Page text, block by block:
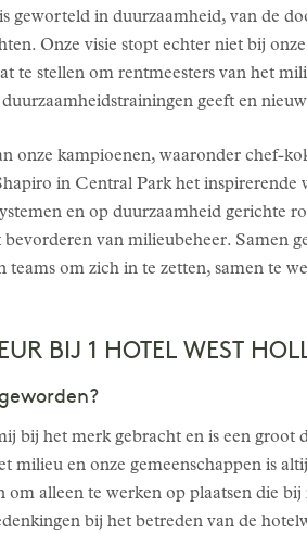
geworteld in duurzaamheid, van de
Onze visie stopt echter niet bij
te stellen om rentmeesters van het
geeft en
onze kampioenen, waaronder chef-
in Central Park het inspirerende
en op duurzaamheid gerichte
van milieubeheer. Samen
om zich in te zetten, samen te
BIJ 1 HOTEL WEST
bij het merk gebracht en is een groot
milieu en onze gemeenschappen is
alleen te werken op plaatsen die bij
bij het betreden van de